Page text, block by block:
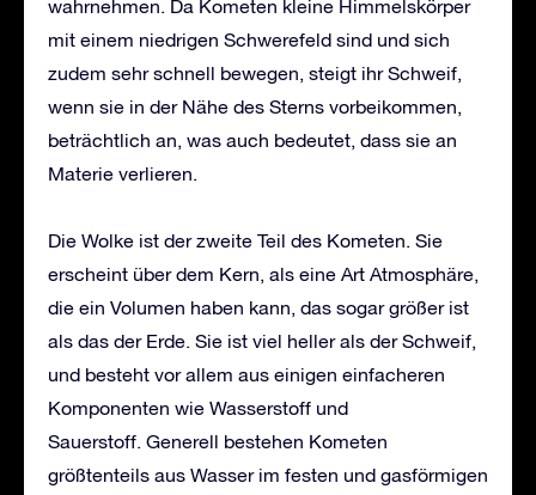
wahrnehmen. Da Kometen kleine Himmelskörper
mit einem niedrigen Schwerefeld sind und sich
zudem sehr schnell bewegen, steigt ihr Schweif,
wenn sie in der Nähe des Sterns vorbeikommen,
beträchtlich an, was auch bedeutet, dass sie an
Materie verlieren.
Die Wolke ist der zweite Teil des Kometen. Sie
erscheint über dem Kern, als eine Art Atmosphäre,
die ein Volumen haben kann, das sogar größer ist
als das der Erde. Sie ist viel heller als der Schweif,
und besteht vor allem aus einigen einfacheren
Komponenten wie Wasserstoff und
Sauerstoff. Generell bestehen Kometen
größtenteils aus Wasser im festen und gasförmigen